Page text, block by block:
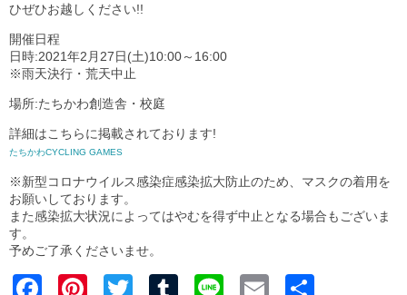
ひぜひお越しください!!
開催日程
日時:2021年2月27日(土)10:00～16:00
※雨天決行・荒天中止
場所:たちかわ創造舎・校庭
詳細はこちらに掲載されております!
たちかわCYCLING GAMES
※新型コロナウイルス感染症感染拡大防止のため、マスクの着用を
お願いしております。
また感染拡大状況によってはやむを得ず中止となる場合もございま
す。
予めご了承くださいませ。
Faceb Pinter Twitter Tumblr Line Email